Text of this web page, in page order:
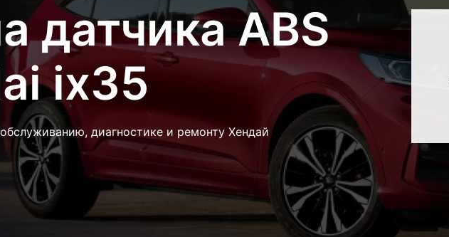
датчика ABS
ix35
диагностике и ремонту Хендай